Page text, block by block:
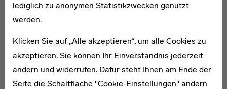
lediglich zu anonymen Statistikzwecken genutzt
werden.
Klicken Sie auf „Alle akzeptieren“, um alle Cookies zu
akzeptieren. Sie können Ihr Einverständnis jederzeit
ändern und widerrufen. Dafür steht Ihnen am Ende der
Seite die Schaltfläche "Cookie-Einstellungen" ändern
Albrecht Heubner
1908–1945